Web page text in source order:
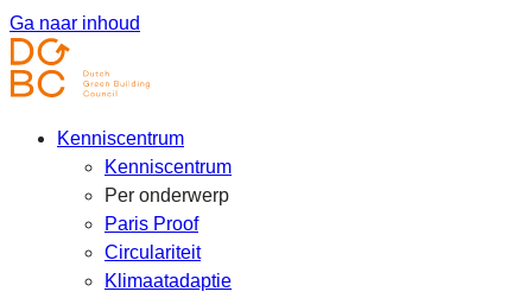
Ga naar inhoud
Kenniscentrum
Kenniscentrum
Per onderwerp
Paris Proof
Circulariteit
Klimaatadaptie